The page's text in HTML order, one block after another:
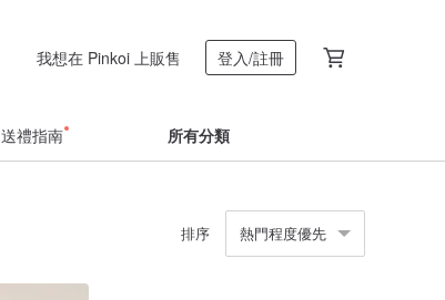
我想在 Pinkoi 上販售 登入/註冊
送禮指南 所有分類
排序 熱門程度優先